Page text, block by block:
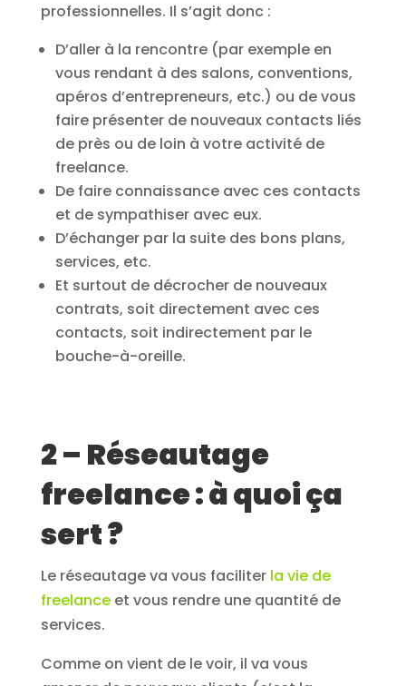
professionnelles. Il s’agit donc :
D’aller à la rencontre (par exemple en
vous rendant à des salons, conventions,
apéros d’entrepreneurs, etc.) ou de vous
faire présenter de nouveaux contacts liés
de près ou de loin à votre activité de
freelance.
De faire connaissance avec ces contacts
et de sympathiser avec eux.
D’échanger par la suite des bons plans,
services, etc.
Et surtout de décrocher de nouveaux
contrats, soit directement avec ces
contacts, soit indirectement par le
bouche-à-oreille.
2 – Réseautage
freelance : à quoi ça
sert ?
Le réseautage va vous faciliter la vie de
freelanceet vous rendre une quantité de
services.
Comme on vient de le voir, il va vous